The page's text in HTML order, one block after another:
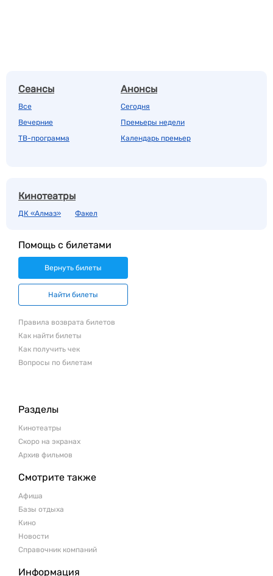
Сеансы
Все
Вечерние
ТВ-программа
Анонсы
Сегодня
Премьеры недели
Календарь премьер
Кинотеатры
ДК «Алмаз» Факел
Помощь с билетами
Вернуть билеты
Найти билеты
Правила возврата билетов
Как найти билеты
Как получить чек
Вопросы по билетам
Разделы
Кинотеатры
Скоро на экранах
Архив фильмов
Смотрите также
Афиша
Базы отдыха
Кино
Новости
Справочник компаний
Информация